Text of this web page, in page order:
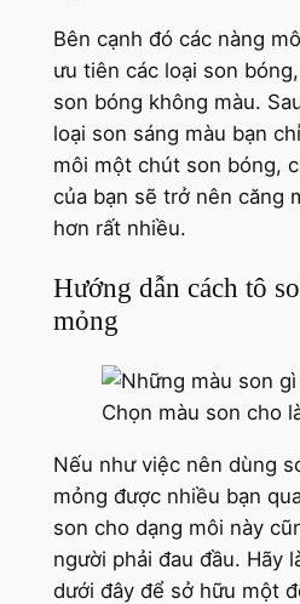
Bên cạnh đó các nàng
ưu tiên các loại son
son bóng không màu.
loại son sáng màu bạn
môi một chút son bóng,
của bạn sẽ trở nên căng
hơn rất nhiều.
Hướng dẫn cách tô
mỏng
Chọn màu son cho
Nếu như việc nên dùng
mỏng được nhiều bạn
son cho dạng môi này
người phải đau đầu. Hãy
dưới đây để sở hữu một